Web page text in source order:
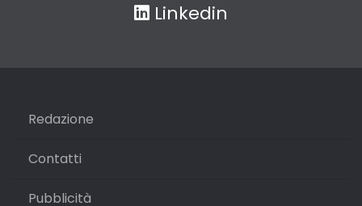
Linkedin
Redazione
Contatti
Pubblicità